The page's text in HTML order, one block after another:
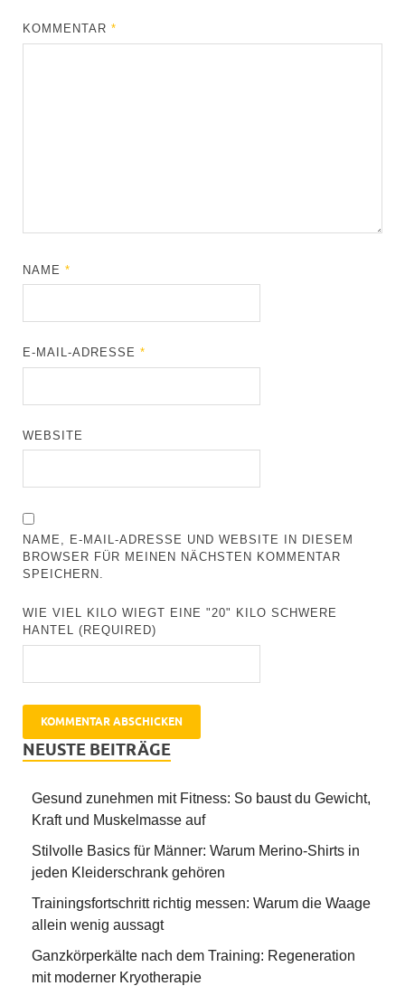
KOMMENTAR*
NAME*
E-MAIL-ADRESSE*
WEBSITE
NAME, E-MAIL-ADRESSE UND WEBSITE IN DIESEM
BROWSER FÜR MEINEN NÄCHSTEN KOMMENTAR
SPEICHERN.
WIE VIEL KILO WIEGT EINE "20" KILO SCHWERE
HANTEL (REQUIRED)
NEUSTE BEITRÄGE
Gesund zunehmen mit Fitness: So baust du Gewicht,
Kraft und Muskelmasse auf
Stilvolle Basics für Männer: Warum Merino-Shirts in
jeden Kleiderschrank gehören
Trainingsfortschritt richtig messen: Warum die Waage
allein wenig aussagt
Ganzkörperkälte nach dem Training: Regeneration
mit moderner Kryotherapie